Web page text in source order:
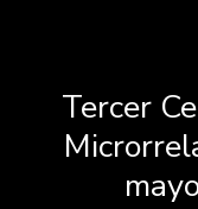
Tercer